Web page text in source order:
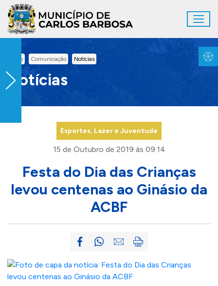
Ir para conteúdo principal
Inicio Comunicação Notícias
Notícias
Esportes, Lazer e Juventude
15 de Outubro de 2019 às 09:14
Festa do Dia das Crianças
levou centenas ao Ginásio da
ACBF